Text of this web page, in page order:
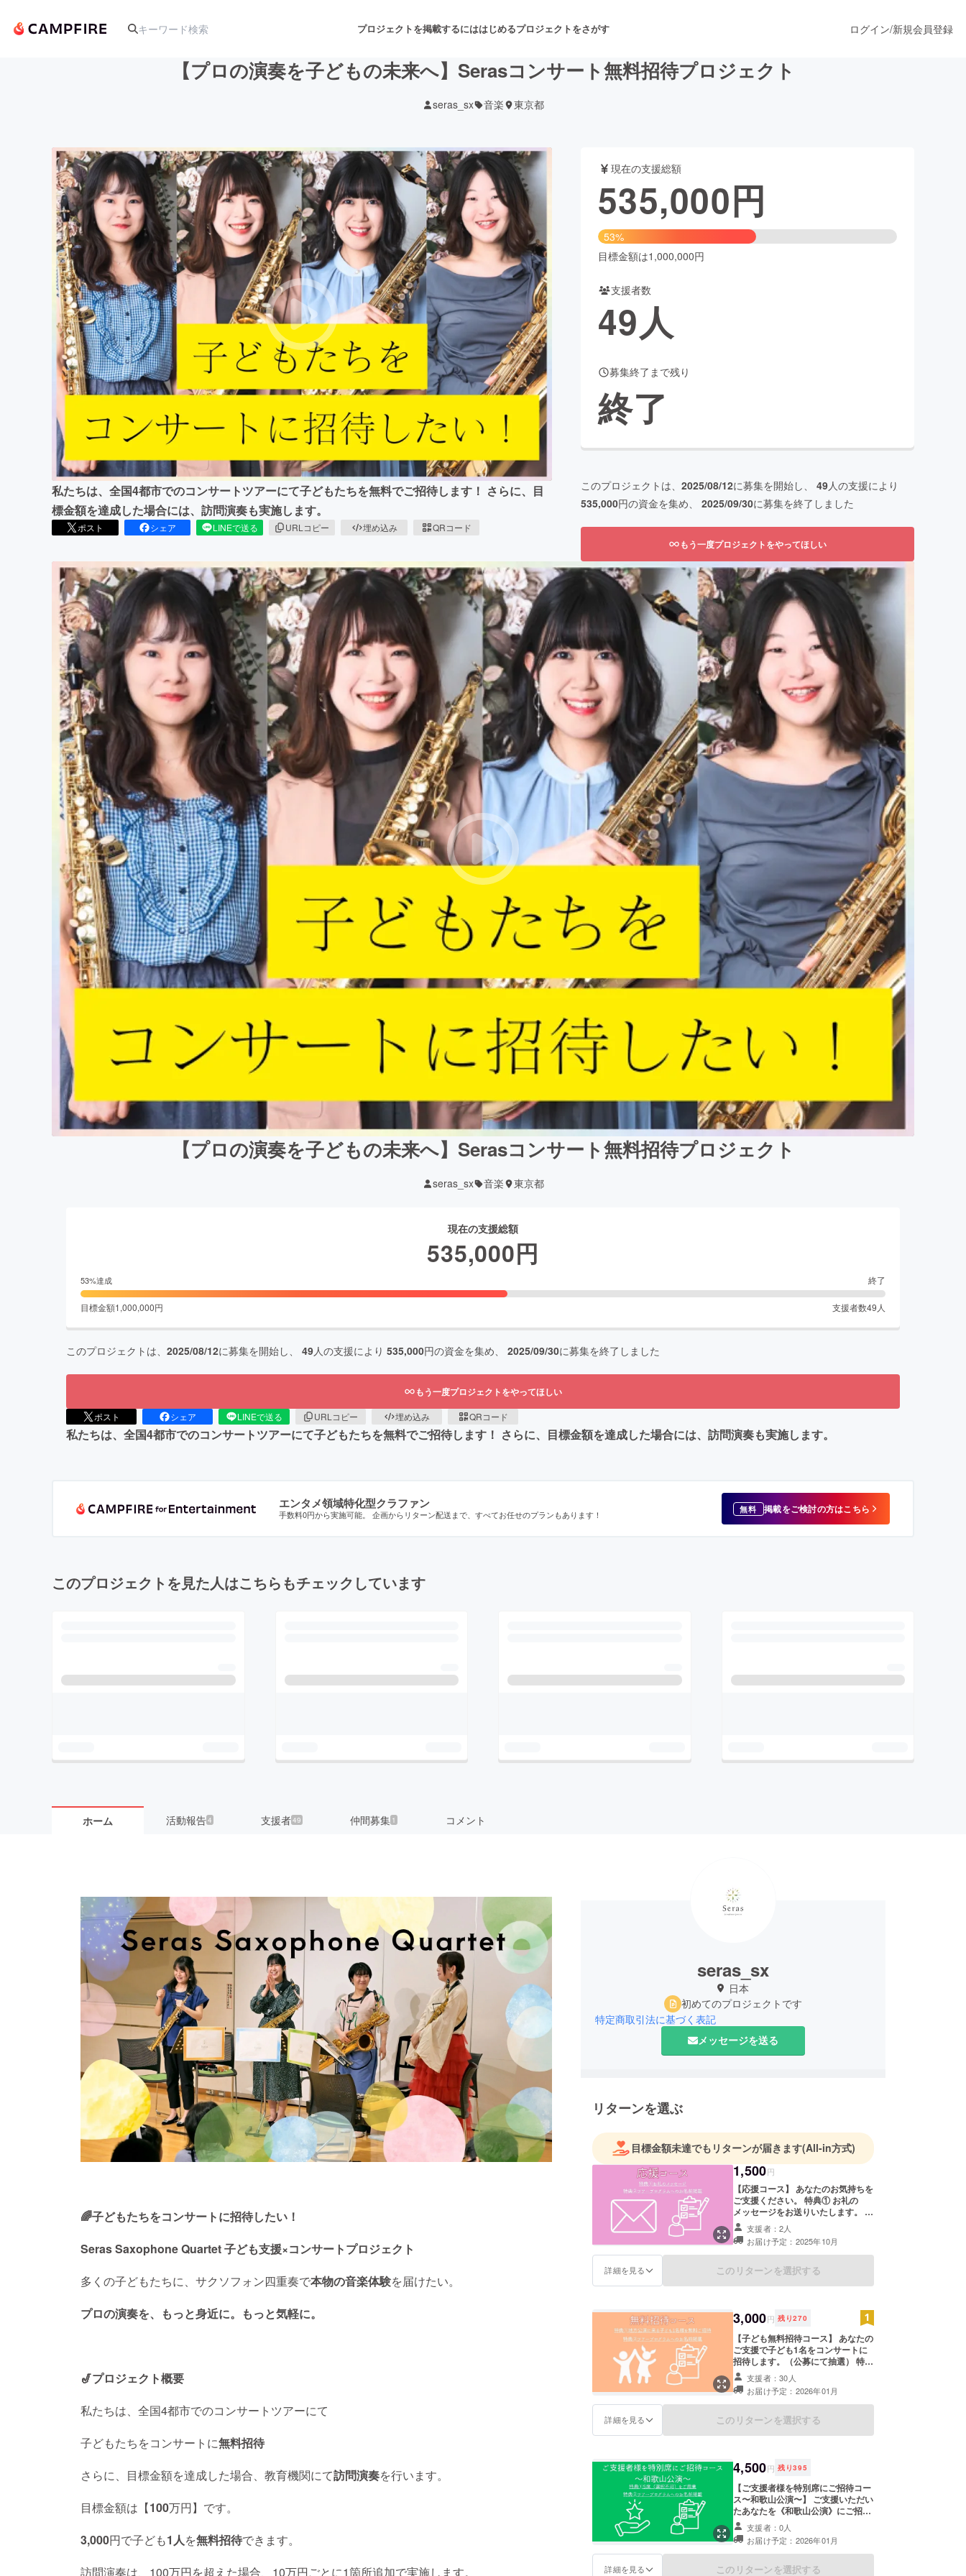
プロジェクトを掲載するにははじめるプロジェクトをさがす
アート・写真 音楽 舞台・パフォーマンス
テクノロジー・ガジェット ゲーム・サービス開発 フード・飲食店 ファッション
映像・映画 書籍・雑誌出版 アニメ・漫画
ビジネス・起業 チャレンジ ビューティー・ヘルスケア
まちづくり・地域活性化
CAMPFIRE for Social GoodCAMPFIRE Creation
CAMPFIREふるさと納税machi-yaコミュニティ
ログイン/新規会員登録
【プロの演奏を子どもの未来へ】Serasコンサート無料招待プロジェクト
seras_sx 音楽 東京都
私たちは、全国4都市でのコンサートツアーにて子どもたちを無料でご招待します！ さらに、目
標金額を達成した場合には、訪問演奏も実施します。
ポスト シェア LINEで送る URLコピー 埋め込み QRコード
現在の支援総額
535,000円
53%
目標金額は1,000,000円
支援者数
49人
募集終了まで残り
終了
このプロジェクトは、 2025/08/12に募集を開始し、 49人の支援により
535,000円の資金を集め、 2025/09/30に募集を終了しました
もう一度プロジェクトをやってほしい
【プロの演奏を子どもの未来へ】Serasコンサート無料招待プロジェクト
seras_sx 音楽 東京都
現在の支援総額
535,000円
53%達成 終了
目標金額1,000,000円 支援者数49 人
このプロジェクトは、 2025/08/12に募集を開始し、 49人の支援により 535,000円の資金を集め、 2025/09/30に募集を終了しました
もう一度プロジェクトをやってほしい
ポスト シェア LINEで送る URLコピー 埋め込み QRコード
私たちは、全国4都市でのコンサートツアーにて子どもたちを無料でご招待します！ さらに、目標金額を達成した場合には、訪問演奏も実施します。
エンタメ領域特化型クラファン
手数料0円から実施可能。 企画からリターン配送まで、すべてお任せのプランもあります！ 無料 掲載をご検討の方はこちら
このプロジェクトを見た人はこちらもチェックしています
ホーム 活動報告4 支援者49 仲間募集 1 コメント
🌈子どもたちをコンサートに招待したい！
Seras Saxophone Quartet 子ども支援×コンサートプロジェクト
多くの子どもたちに、サクソフォン四重奏で本物の音楽体験を届けたい。
プロの演奏を、もっと身近に。もっと気軽に。
🎷プロジェクト概要
私たちは、全国4都市でのコンサートツアーにて
子どもたちをコンサートに無料招待
さらに、目標金額を達成した場合、教育機関にて訪問演奏を行います。
目標金額は【100万円】です。
3,000円で子ども1人を無料招待できます。
訪問演奏は、100万円を超えた場合、10万円ごとに1箇所追加で実施します。
seras_sx
日本
初めてのプロジェクトです
特定商取引法に基づく表記
メッセージを送る
リターンを選ぶ
目標金額未達でもリターンが届きます(All-in方式)
1,500円
【応援コース】 あなたのお気持ちを
ご支援ください。 特典① お礼の
メッセージをお送りいたします。 特
典② ご希望の方のみ、ツアープログ
ラムへのお名前を掲載させていただ
きます。 備考欄に掲載時のお名前を
ご記入ください。（ハンドルネーム
可） 掲載を希望しない場合は「掲載
支援者：2人
お届け予定：2025年10月
詳細を見る このリターンを選択する
3,000円 残り270
【子ども無料招待コース】 あなたの
ご支援で子ども1名をコンサートに
招待します。（公募にて抽選） 特典
① 地方公演に来る子ども1名にコン
サートを招待できます。 子ども招待
席の募集方法：Seras Saxophone
Quartet公式ホームページにてご案
内します。応募多数の場合は、抽選
す。 特典② ご希望の方のみ、ツ
アープログラムへのお名前を掲載さ
せていただきます。 備考欄に掲載時
のお名前をご記入ください。（ハン
ドルネーム可） 掲載を希望しない場
合は「掲載なし」とご入力くださ
い。
支援者：30人
お届け予定：2026年01月
詳細を見る このリターンを選択する
4,500円 残り395
【ご支援者様を特別席にご招待コー
ス〜和歌山公演〜】 ご支援いただい
たあなたを《和歌山公演》にご招待
します。 特典① Serasメンバーがオ
ススメしたい音響的にベストなお席
をあなたに！（1支援につき1席）
先着順に、ホールで1番聴きやすい
席（S席）を特別にご用意いたしま
支援者：0人
お届け予定：2026年01月
詳細を見る このリターンを選択する